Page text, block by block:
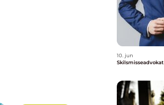
10. jun
Skilsmisseadvokat